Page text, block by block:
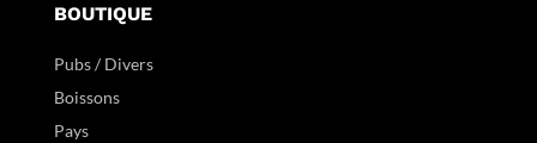
BOUTIQUE
Pubs / Divers
Boissons
Pays